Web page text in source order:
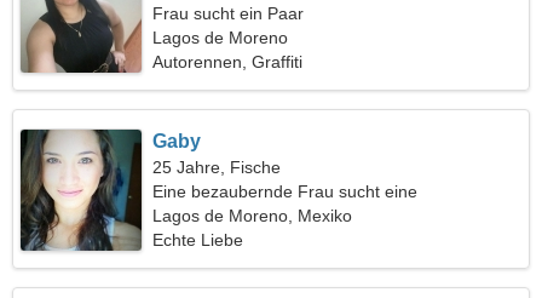
Frau sucht ein Paar
Lagos de Moreno
Autorennen, Graffiti
Gaby
25 Jahre, Fische
Eine bezaubernde Frau sucht eine
leidenschaftliche Beziehung
Lagos de Moreno, Mexiko
Echte Liebe